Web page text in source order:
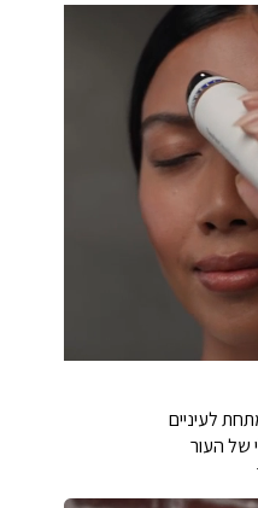
לעיניים
של העור